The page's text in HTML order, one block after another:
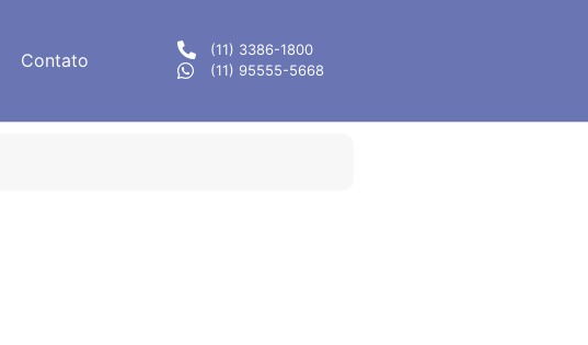
Contato
(11) 3386-1800
(11) 95555-5668